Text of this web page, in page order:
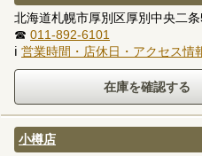
北海道札幌市厚別区厚別中央二
☎ 011-892-6101
ℹ 営業時間・店休日・アクセス情
小樽店